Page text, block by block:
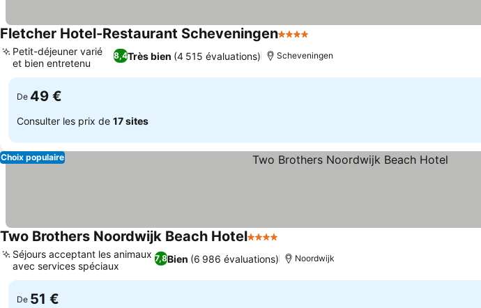
Fletcher Hotel-Restaurant Scheveningen4 Étoiles
8,4Très bien (4 515 évaluations)
Petit-déjeuner varié
et bien entretenu
Scheveningen
De 49 €
Consulter les prix de 17 sites
Choix populaire
Two Brothers Noordwijk Beach Hotel4 Étoiles
7,8Bien (6 986 évaluations)
Séjours acceptant les animaux
avec services spéciaux
Noordwijk
De 51 €